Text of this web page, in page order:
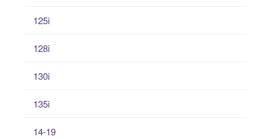
125i
128i
130i
135i
14-19